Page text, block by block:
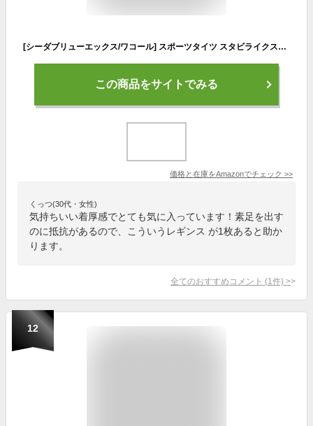
[シーダブリューエックス/ワコール] スポーツタイツ スタビライクスモデル (ロング丈) 吸汗速乾 UVカット レディース BL LP
この商品をサイトでみる
価格と在庫をAmazonでチェック >>
くっつ(30代・女性)
気持ちいい着厚感でとても気に入っています！素足を出す
のに抵抗があるので、こういうレギンス が1枚あると助か
ります。
全てのおすすめコメント (1 件) >
12